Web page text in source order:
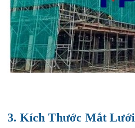
3. Kích Thước Mắt Lưới